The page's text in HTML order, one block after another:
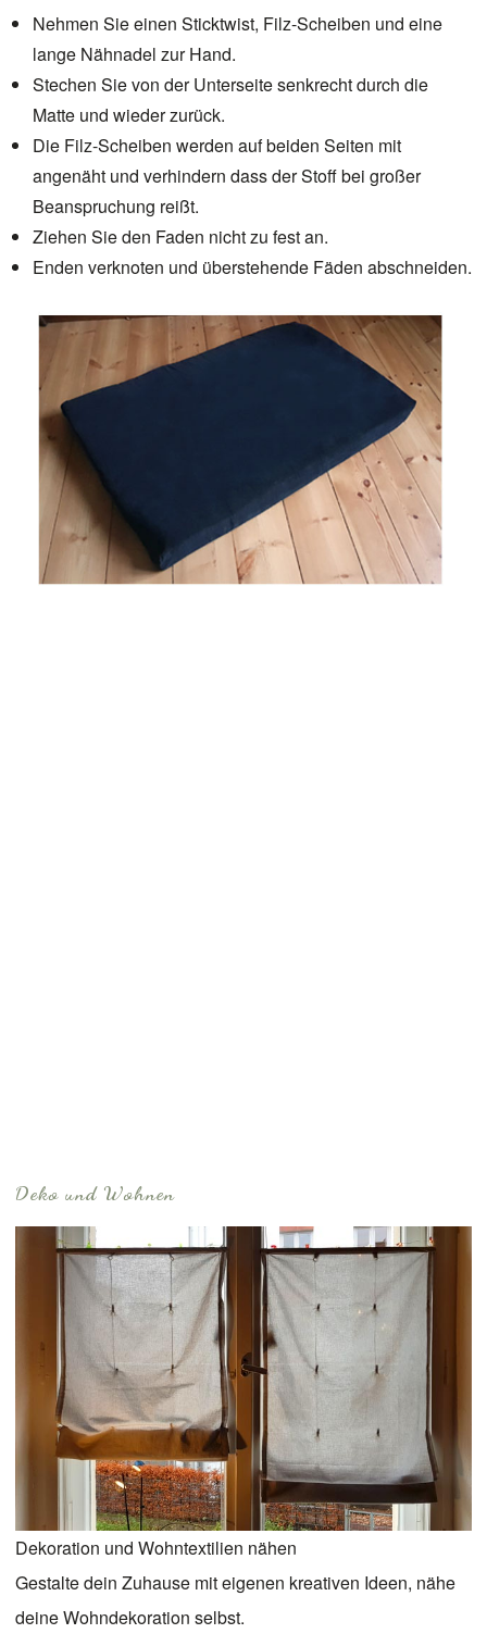
Nehmen Sie einen Sticktwist, Filz-Scheiben und eine
lange Nähnadel zur Hand.
Stechen Sie von der Unterseite senkrecht durch die
Matte und wieder zurück.
Die Filz-Scheiben werden auf beiden Seiten mit
angenäht und verhindern dass der Stoff bei großer
Beanspruchung reißt.
Ziehen Sie den Faden nicht zu fest an.
Enden verknoten und überstehende Fäden abschneiden.
Deko und Wohnen
Dekoration und Wohntextilien nähen
Gestalte dein Zuhause mit eigenen kreativen Ideen, nähe
deine Wohndekoration selbst.